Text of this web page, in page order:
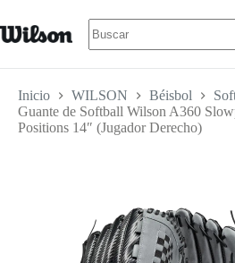
Inicio WILSON Béisbol
Guante de Softball Wilson A360
Positions 14″ (Jugador Derecho)